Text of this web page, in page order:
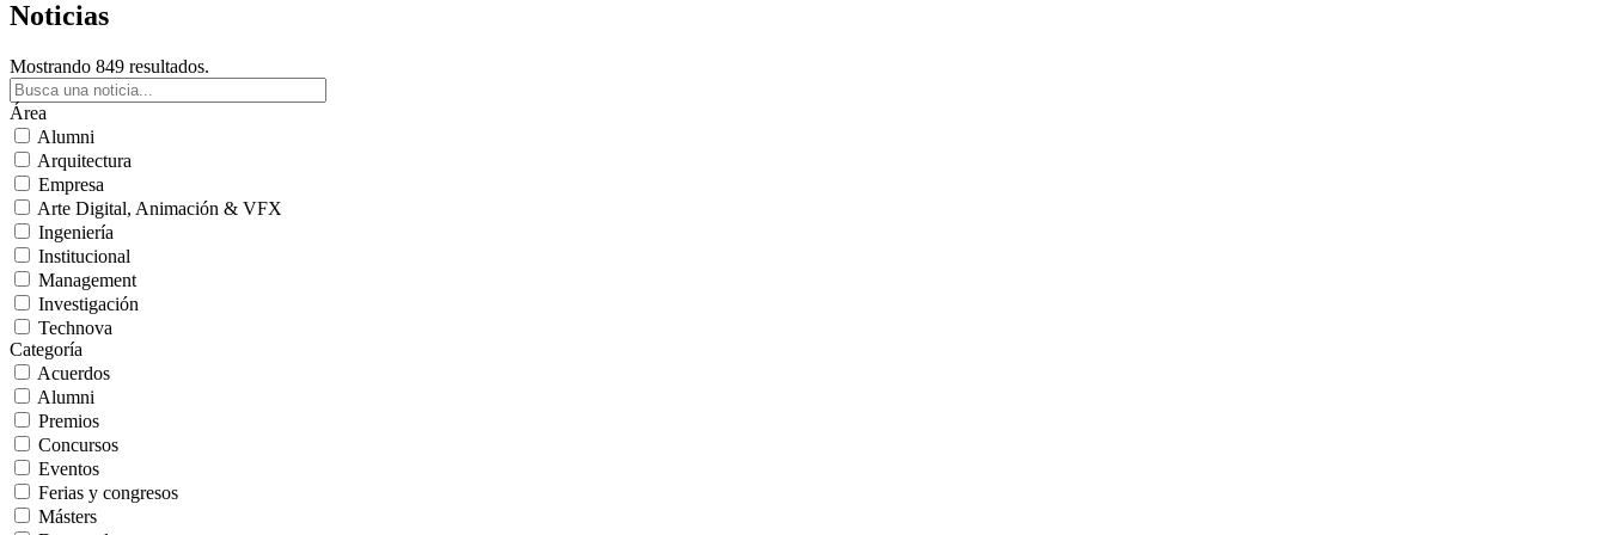
Noticias
Mostrando 849 resultados.
Área
Alumni
Arquitectura
Empresa
Arte Digital, Animación & VFX
Ingeniería
Institucional
Management
Investigación
Technova
Categoría
Acuerdos
Alumni
Premios
Concursos
Eventos
Ferias y congresos
Másters